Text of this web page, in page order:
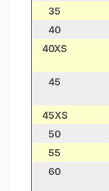
35
40
40XS
45
45XS
50
55
60